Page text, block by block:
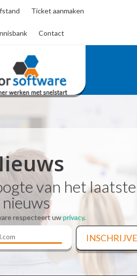
Ticket aanmaken
Contact
van het laatste
nieuws
respecteert uwprivacy.